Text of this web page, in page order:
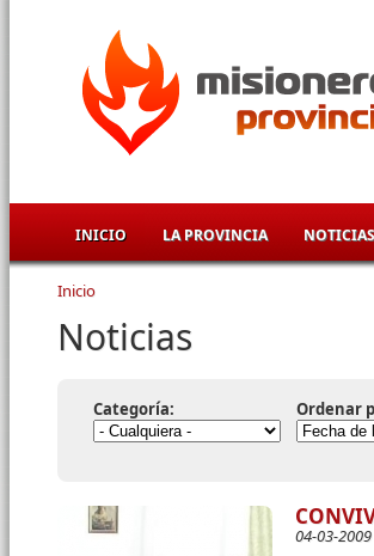
INICIO LA PROVINCIA NOTICIAS
Se encuentra usted aquí
Inicio
Noticias
Categoría: Ordenar
04-03-2009